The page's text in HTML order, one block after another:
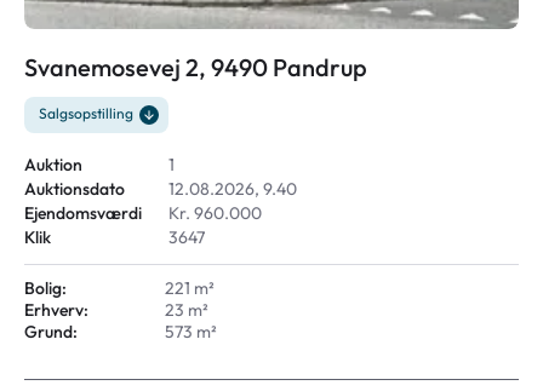
Svanemosevej 2, 9490 Pandrup
Salgsopstilling
Auktion
1
Auktionsdato
12.08.2026, 9.40
Ejendomsværdi
Kr. 960.000
Klik
3647
Bolig:
221 m²
Erhverv:
23 m²
Grund:
573 m²